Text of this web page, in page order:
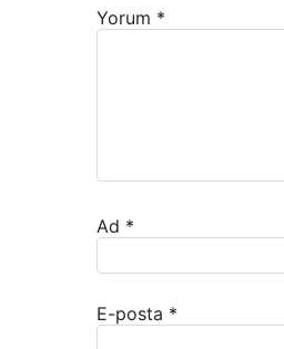
Yorum *
Ad *
E-posta *